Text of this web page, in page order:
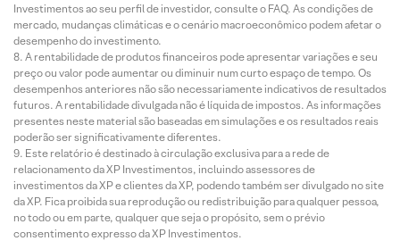
Investimentos ao seu perfil de investidor, consulte o FAQ. As condições de
mercado, mudanças climáticas e o cenário macroeconômico podem afetar o
desempenho do investimento.
A rentabilidade de produtos financeiros pode apresentar variações e seu
preço ou valor pode aumentar ou diminuir num curto espaço de tempo. Os
desempenhos anteriores não são necessariamente indicativos de resultados
futuros. A rentabilidade divulgada não é líquida de impostos. As informações
presentes neste material são baseadas em simulações e os resultados reais
poderão ser significativamente diferentes.
Este relatório é destinado à circulação exclusiva para a rede de
relacionamento da XP Investimentos, incluindo assessores de
investimentos da XP e clientes da XP, podendo também ser divulgado no site
da XP. Fica proibida sua reprodução ou redistribuição para qualquer pessoa,
no todo ou em parte, qualquer que seja o propósito, sem o prévio
consentimento expresso da XP Investimentos.